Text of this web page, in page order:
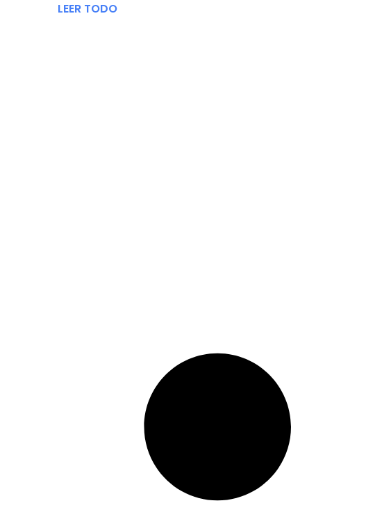
LEER TODO